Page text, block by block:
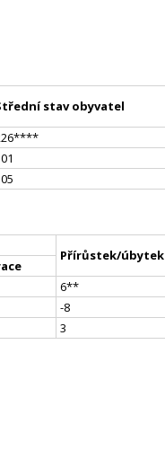
stav obyvatel
****
Přírůstek/úbytek
6**
-8
3